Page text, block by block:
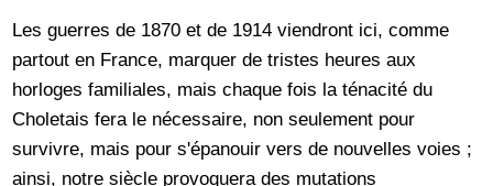
Les guerres de 1870 et de 1914 viendront ici, comme
partout en France, marquer de tristes heures aux
horloges familiales, mais chaque fois la ténacité du
Choletais fera le nécessaire, non seulement pour
survivre, mais pour s'épanouir vers de nouvelles voies ;
ainsi, notre siècle provoquera des mutations